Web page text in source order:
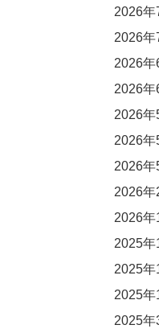
2026
土木
建設
2025
配置
2025
電子
2025
「労
2025
技能
2025
令和
2026
2026
2026
2026
2026
2026
2026
2026
2026
2025
2025
2025
2025